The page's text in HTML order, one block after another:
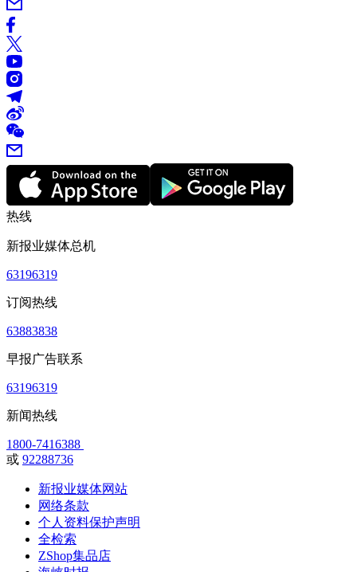
热线
新报业媒体总机
63196319
订阅热线
63883838
早报广告联系
63196319
新闻热线
1800-7416388
或 92288736
新报业媒体网站
网络条款
个人资料保护声明
全检索
ZShop集品店